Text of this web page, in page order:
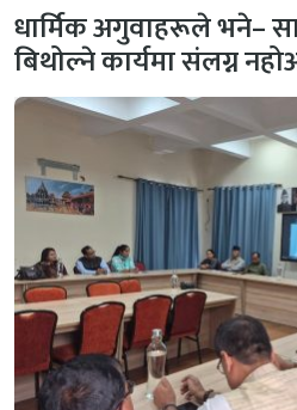
धार्मिक अगुवाहरूले भने–
बिथोल्ने कार्यमा संलग्न